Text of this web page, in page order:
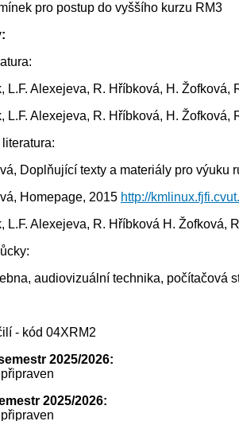
pro postup do vyššího kurzu RM3
L.F. Alexejeva, R. Hříbková, H.
L.F. Alexejeva, R. Hříbková, H.
Doplňující texty a materiály pro
Homepage, 2015 http://
L.F. Alexejeva, R. Hříbková H.
audiovizuální technika, počítačová
- kód 04XRM2
2025/2026:
2025/2026: